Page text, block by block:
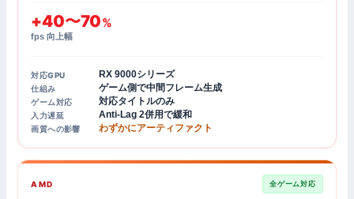
+40〜70%
fps 向上幅
対応GPU RX 9000シリーズ
仕組み ゲーム側で中間フレーム生成
ゲーム対応 対応タイトルのみ
入力遅延 Anti-Lag 2併用で緩和
画質への影響 わずかにアーティファクト
AMD 全ゲーム対応